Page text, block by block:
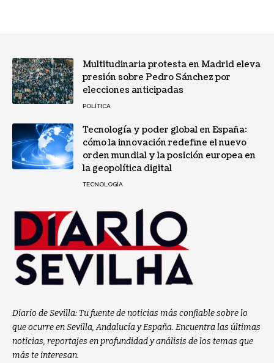
Multitudinaria protesta en Madrid eleva
presión sobre Pedro Sánchez por
elecciones anticipadas
POLÍTICA
Tecnología y poder global en España:
cómo la innovación redefine el nuevo
orden mundial y la posición europea en
la geopolítica digital
TECNOLOGÍA
Diario de Sevilla: Tu fuente de noticias más confiable sobre lo
que ocurre en Sevilla, Andalucía y España. Encuentra las últimas
noticias, reportajes en profundidad y análisis de los temas que
más te interesan.